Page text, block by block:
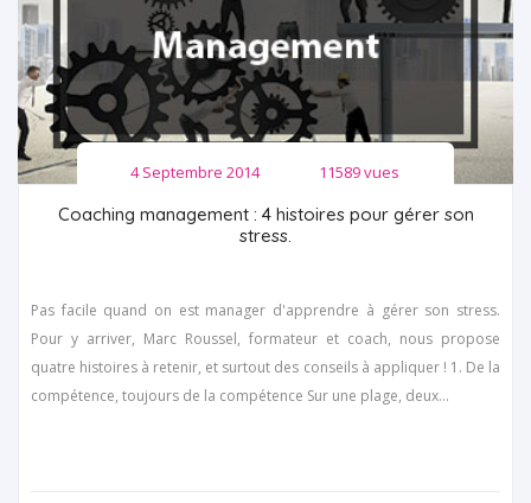
4 Septembre 2014 11589 vues
Coaching management : 4 histoires pour gérer son
stress.
Pas facile quand on est manager d'apprendre à gérer son stress.
Pour y arriver, Marc Roussel, formateur et coach, nous propose
quatre histoires à retenir, et surtout des conseils à appliquer ! 1. De la
compétence, toujours de la compétence Sur une plage, deux...